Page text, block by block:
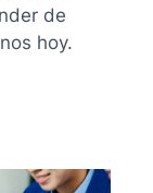
de
hoy.